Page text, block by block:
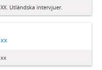
XX. Utländska intervjuer.
xx
xx